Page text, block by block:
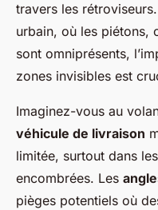
travers les
urbain, où les piétons,
sont omniprésents,
zones invisibles est
Imaginez-vous au
véhicule de livraison
limitée, surtout dans
encombrées. Les
pièges potentiels où